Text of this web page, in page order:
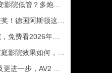
家省钱了，内附调音软件免费下
顿这套7.2.4全景声私人影院太惊
2026年世界杯直播？
何，bobo精选测试片1~3合集
AV2 视频编解码器发布